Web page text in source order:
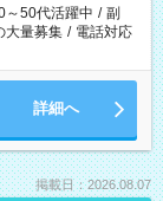
～50代活躍中 / 副
大量募集 / 電話対応
詳細へ
掲載日：2026.08.07